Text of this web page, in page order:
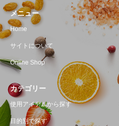
メニュー
Home
サイトについて
Online Shop
カテゴリー
使用アイテムから探す
目的別で探す